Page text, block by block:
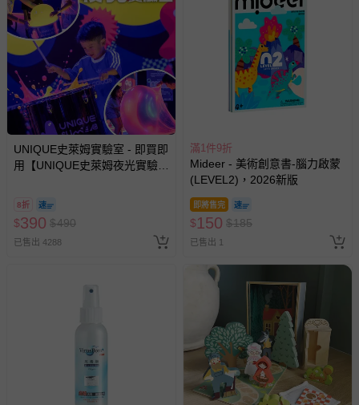
UNIQUE史萊姆實驗室 - 即買即
用【UNIQUE史萊姆夜光實驗室
人小孩均一價(3歲以上需購票))
8折
$390 $490
已售出 4288
滿1件9折
Mideer - 美術創意書-腦力啟蒙
(LEVEL2)，2026新版
即將售完
$150 $185
已售出 1